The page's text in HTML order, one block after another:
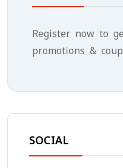
Register now to
promotions &
SOCIAL